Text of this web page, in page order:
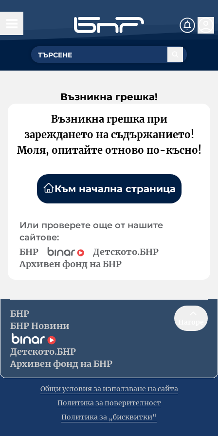
Възникна грешка!
Възникна грешка при
зареждането на съдържанието!
Моля, опитайте отново по-късно!
Към начална страница
Или проверете още от нашите
сайтове:
БНР
Детското.БНР
Архивен фонд на БНР
БНР
БНР Новини
Детското.БНР
Архивен фонд на БНР
Общи условия за използване на сайта
Политика за поверителност
Политика за „бисквитки“